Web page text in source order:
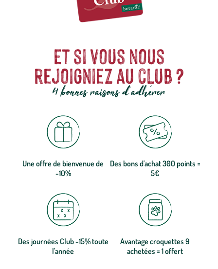
Et si vous nous
rejoigniez au club ?
4 bonnes raisons d'adhérer
Une offre de bienvenue de
-10%
Des bons d'achat 300 points =
5€
Des journées Club -15% toute
l'année
Avantage croquettes 9
achetées = 1 offert